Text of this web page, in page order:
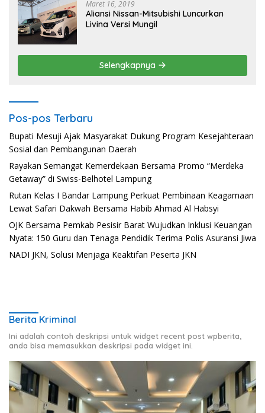
Maret 16, 2019
Aliansi Nissan-Mitsubishi Luncurkan
Livina Versi Mungil
Selengkapnya
Pos-pos Terbaru
Bupati Mesuji Ajak Masyarakat Dukung Program Kesejahteraan
Sosial dan Pembangunan Daerah
Rayakan Semangat Kemerdekaan Bersama Promo “Merdeka
Getaway” di Swiss-Belhotel Lampung
Rutan Kelas I Bandar Lampung Perkuat Pembinaan Keagamaan
Lewat Safari Dakwah Bersama Habib Ahmad Al Habsyi
OJK Bersama Pemkab Pesisir Barat Wujudkan Inklusi Keuangan
Nyata: 150 Guru dan Tenaga Pendidik Terima Polis Asuransi Jiwa
NADI JKN, Solusi Menjaga Keaktifan Peserta JKN
Berita Kriminal
Ini adalah contoh deskripsi untuk widget recent post wpberita,
anda bisa memasukkan deskripsi pada widget ini.